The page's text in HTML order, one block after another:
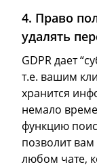
4. Право
удалять
GDPR дает
т.е. вашим
хранится
немало
функцию
позволит
любом чате,